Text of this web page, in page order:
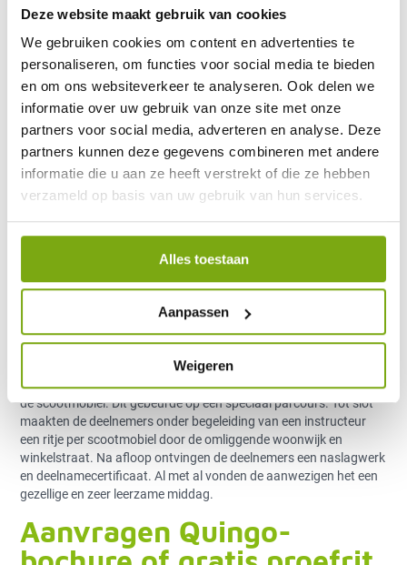
Deze website maakt gebruik van cookies
We gebruiken cookies om content en advertenties te
personaliseren, om functies voor social media te bieden
en om ons websiteverkeer te analyseren. Ook delen we
informatie over uw gebruik van onze site met onze
partners voor social media, adverteren en analyse. Deze
partners kunnen deze gegevens combineren met andere
informatie die u aan ze heeft verstrekt of die ze hebben
verzameld op basis van uw gebruik van hun services.
Alles toestaan
Aanpassen
Weigeren
Op deze mooie zonnige dag organiseerden Veilig Verkeer
Nederland en de gemeente De Bilt
willen zij bevorderen dat iedere gebruiker van een scootmobiel op
een veilige manier zo lang mogelijk plezier heeft van dit
vervoermiddel. Zelfstandige mobiliteit is immers een belangrijke
onderschrijft dat en draagt daar graag aan bij.
Quingo stelde namelijk vrijblijvend 5-wiel scootmobielen ter
beschikking voor de training. Hierdoor konden geïnteresseerden,
aanschaf, op een veilige en laagdrempelige manier kennismaken
met het gemotoriseerde voertuig.
Kennis opdoen en
vaardigheden trainen
Zowel beginnende als ervaren scootmobielrijders waren naar de
cursusmiddag in De Bilt gekomen. Hier kregen de
scootmobielgebruikers uitleg over de verkeersregels die voor hen
gelden. Daarna oefenden de deelnemers hun behendigheid met
de scootmobiel. Dit gebeurde op een speciaal parcours. Tot slot
maakten de deelnemers onder begeleiding van een instructeur
een ritje per scootmobiel door de omliggende woonwijk en
winkelstraat. Na afloop ontvingen de deelnemers een naslagwerk
en deelnamecertificaat. Al met al vonden de aanwezigen het een
gezellige en zeer leerzame middag.
Aanvragen Quingo-